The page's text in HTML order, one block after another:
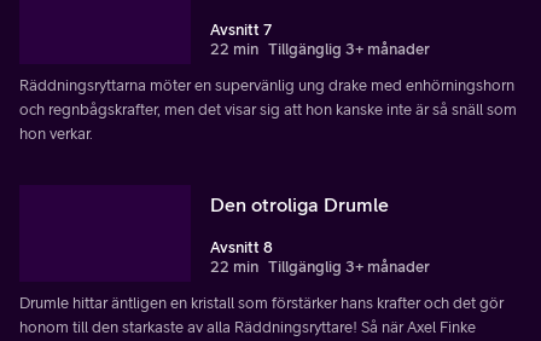
Avsnitt 7
22 min Tillgänglig 3+ månader
Räddningsryttarna möter en supervänlig ung drake med enhörningshorn
och regnbågskrafter, men det visar sig att hon kanske inte är så snäll som
hon verkar.
Den otroliga Drumle
Avsnitt 8
22 min Tillgänglig 3+ månader
Drumle hittar äntligen en kristall som förstärker hans krafter och det gör
honom till den starkaste av alla Räddningsryttare! Så när Axel Finke